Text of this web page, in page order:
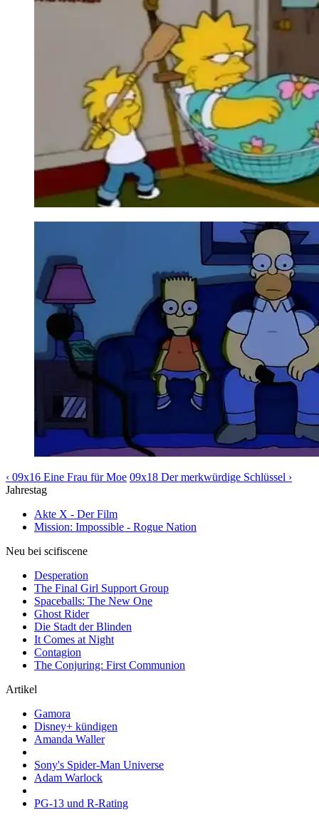
‹ 09x16 Eine Frau für Moe 09x18 Der merkwürdige Schlüssel ›
Jahrestag
Akte X - Der Film
Mission: Impossible - Rogue Nation
Neu bei scifiscene
Desperation
The Final Girl Support Group
Spaceballs: The New One
Ghost Rider
Die Stadt der Blinden
It Comes at Night
Contagion
The Conjuring: First Communion
Artikel
Gamora
Disney+ kündigen
Amanda Waller
Sony's Spider-Man Universe
Adam Warlock
PG-13 und R-Rating